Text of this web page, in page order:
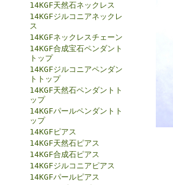
14KGF天然石ネックレス
14KGFジルコニアネックレ
ス
14KGFネックレスチェーン
14KGF合成宝石ペンダント
トップ
14KGFジルコニアペンダン
トトップ
14KGF天然石ペンダントト
ップ
14KGFパールペンダントト
ップ
14KGFピアス
14KGF天然石ピアス
14KGF合成石ピアス
14KGFジルコニアピアス
14KGFパールピアス